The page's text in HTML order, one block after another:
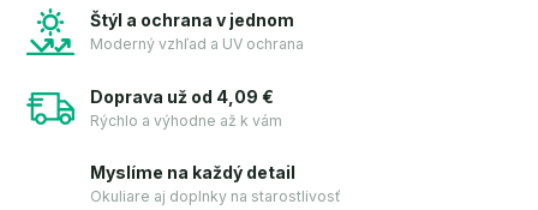
Štýl a ochrana v jednom
Moderný vzhľad a UV ochrana
Doprava už od 4,09 €
Rýchlo a výhodne až k vám
Myslíme na každý detail
Okuliare aj doplnky na starostlivosť